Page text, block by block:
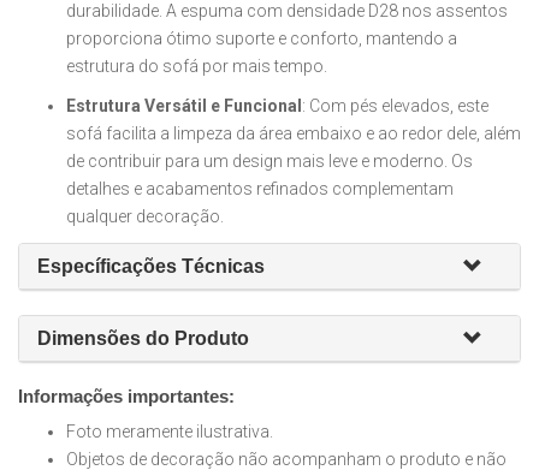
durabilidade. A espuma com densidade D28 nos assentos
proporciona ótimo suporte e conforto, mantendo a
estrutura do sofá por mais tempo.
Estrutura Versátil e Funcional : Com pés elevados, este
sofá facilita a limpeza da área embaixo e ao redor dele, além
de contribuir para um design mais leve e moderno. Os
detalhes e acabamentos refinados complementam
qualquer decoração.
Específicações Técnicas
Dimensões do Produto
Informações importantes:
Foto meramente ilustrativa.
Objetos de decoração não acompanham o produto e não